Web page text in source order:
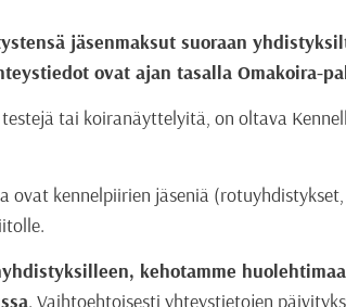
jäsenmaksut suoraan
ovat ajan tasalla Omakoira-
tai koiranäyttelyitä, on oltava
kennelpiirien jäseniä
kehotamme
. Vaihtoehtoisesti yhteystietojen